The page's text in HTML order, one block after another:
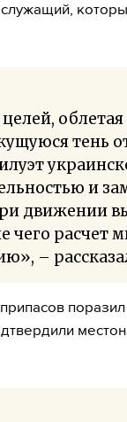
тень
и
движении
чего расчет
–